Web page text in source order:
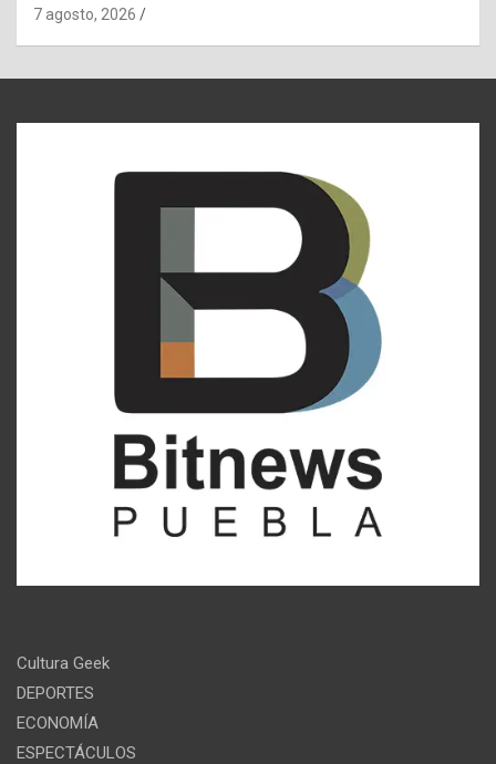
7 agosto, 2026
Cultura Geek
DEPORTES
ECONOMÍA
ESPECTÁCULOS